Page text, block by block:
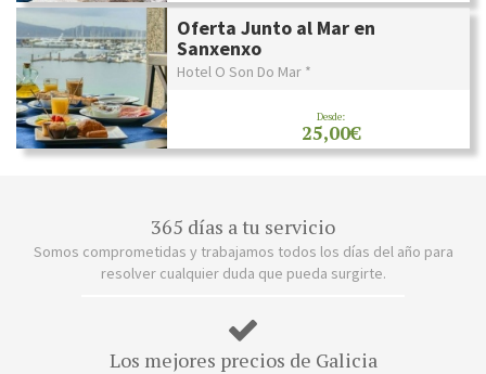
Oferta Junto al Mar en
Sanxenxo
Hotel O Son Do Mar *
Desde:
25,00€
365 días a tu servicio
Somos comprometidas y trabajamos todos los días del año para
resolver cualquier duda que pueda surgirte.
Los mejores precios de Galicia